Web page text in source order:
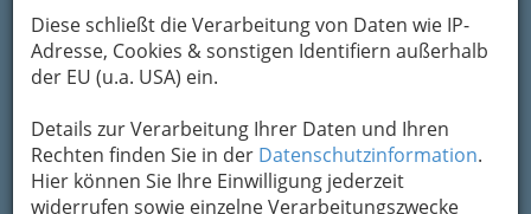
Diese schließt die Verarbeitung von Daten wie IP-
Adresse, Cookies & sonstigen Identifiern außerhalb
der EU (u.a. USA) ein.
Details zur Verarbeitung Ihrer Daten und Ihren
Rechten finden Sie in der Datenschutzinformation.
Hier können Sie Ihre Einwilligung jederzeit
widerrufen sowie einzelne Verarbeitungszwecke
September/Oktober
Dienstag, 10.00 - 10.30 Uhr
15.9., 22.9., 29.9., 6.10., 13.10. und 20.10.
6 Einheiten - 150 Euro incl. Eintritt
Kursort: Bad zur Sonne
Wann